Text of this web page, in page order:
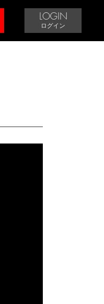
LOGIN
ログイン